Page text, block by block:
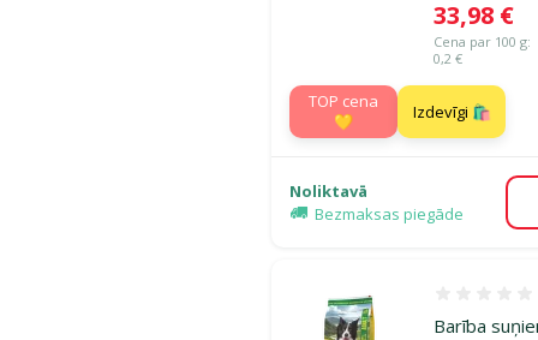
Cena
33,98 €
Cena par 100 g:
0,2 €
TOP cena
💛
Izdevīgi 🛍️
Noliktavā
Bezmaksas piegāde
Barība